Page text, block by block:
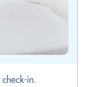
in.